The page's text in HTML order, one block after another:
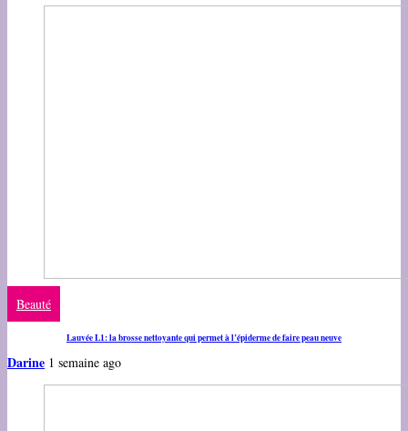
Beauté
Lauvée L1: la brosse nettoyante qui permet à l’épiderme de faire peau neuve
Darine 1 semaine ago